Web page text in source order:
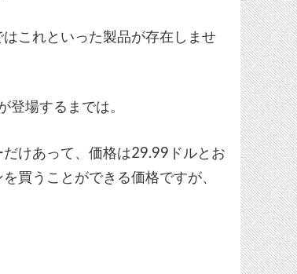
これといった製品が存在しませ
登場するまでは。
けあって、価格は29.99ドルとお
買うことができる価格ですが、